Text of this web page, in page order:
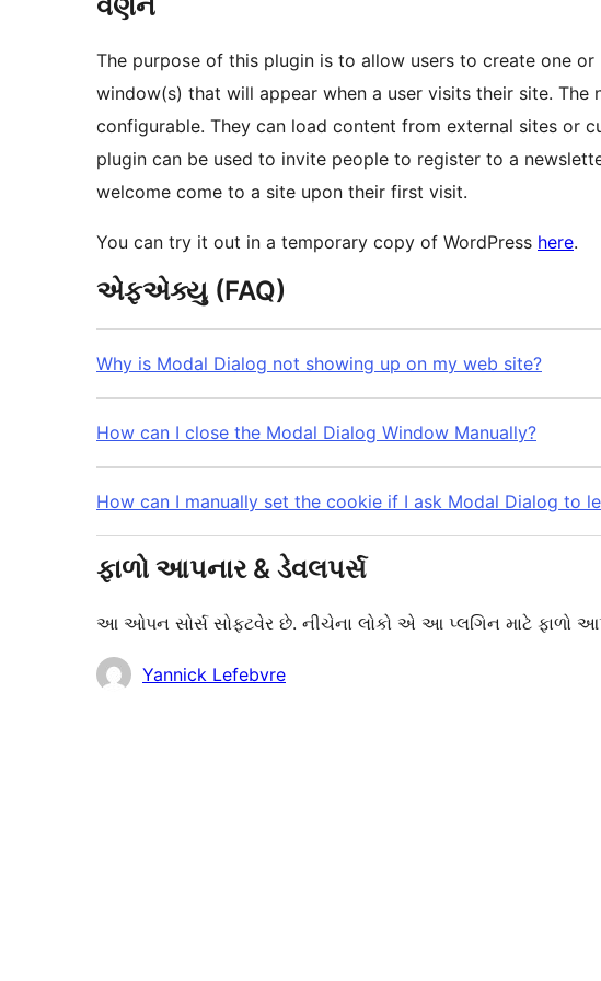
The purpose of this plugin is to allow users to create one
window(s) that will appear when a user visits their site. The
configurable. They can load content from external sites or
plugin can be used to invite people to register to a
welcome come to a site upon their first visit.
You can try it out in a temporary copy of WordPress here.
એફએક્યુ (FAQ)
Why is Modal Dialog not showing up on my web site?
How can I close the Modal Dialog Window Manually?
How can I manually set the cookie if I ask Modal Dialog to
ફાળો આપનાર & ડેવલપર્સ
આ ઓપન સોર્સ સોફ્ટવેર છે. નીચેના લોકો એ આ પ્લગિન માટે ફાળો
ફાળો Yannick Lefebvre